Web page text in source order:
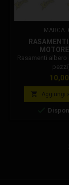
MARCA:
Rasamenti albero
 Aggiungi
